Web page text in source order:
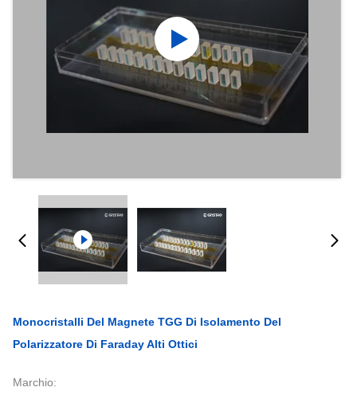
Monocristalli Del Magnete TGG Di Isolamento Del
Polarizzatore Di Faraday Alti Ottici
Marchio: